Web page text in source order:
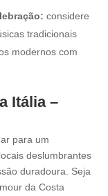
considere
tradicionais
modernos com
Itália –
para um
deslumbrantes
duradoura. Seja
da Costa